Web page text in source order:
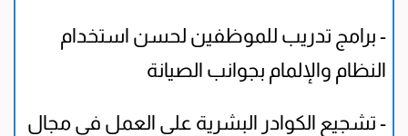
- برامج تدريب للموظفين لحسن استخدام
النظام والإلمام بجوانب الصيانة
- تشجيع الكوادر البشرية على العمل في مجال